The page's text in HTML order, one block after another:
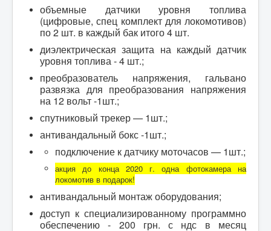
объемные датчики уровня топлива
(цифровые, спец комплект для локомотивов)
по 2 шт. в каждый бак итого 4 шт.
диэлектрическая защита на каждый датчик
уровня топлива - 4 шт.;
преобразователь напряжения, гальвано
развязка для преобразования напряжения
на 12 вольт -1шт.;
спутниковый трекер — 1шт.;
антивандальный бокс -1шт.;
подключение к датчику моточасов — 1шт.;
акция до конца 2020 г. одна фотокамера на
локомотив в подарок!
антивандальный монтаж оборудования;
доступ к специализированному программно
обеспечению - 200 грн. с ндс в месяц